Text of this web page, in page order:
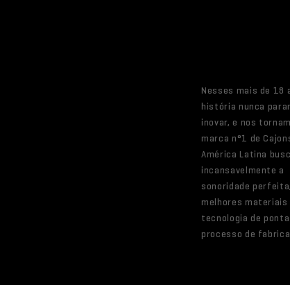
Nesses mais de 18
história nunca
inovar, e nos
marca n°1 de
América Latina
incansavelmente a
sonoridade
melhores materiais
tecnologia de ponta
processo de